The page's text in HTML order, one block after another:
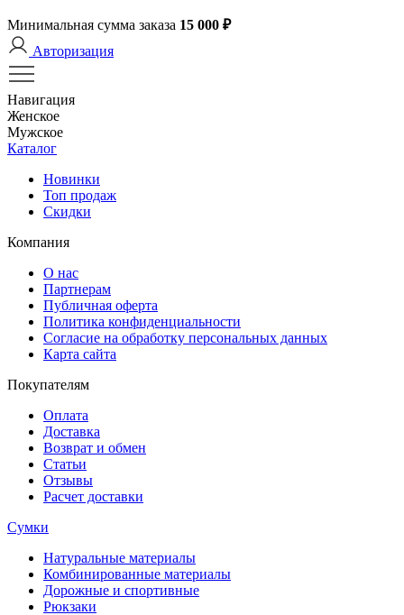
Минимальная сумма заказа 15 000 ₽
Авторизация
Навигация
Женское
Мужское
Каталог
Новинки
Топ продаж
Скидки
Компания
О нас
Партнерам
Публичная оферта
Политика конфиденциальности
Согласие на обработку персональных данных
Карта сайта
Покупателям
Оплата
Доставка
Возврат и обмен
Статьи
Отзывы
Расчет доставки
Сумки
Натуральные материалы
Комбинированные материалы
Дорожные и спортивные
Рюкзаки